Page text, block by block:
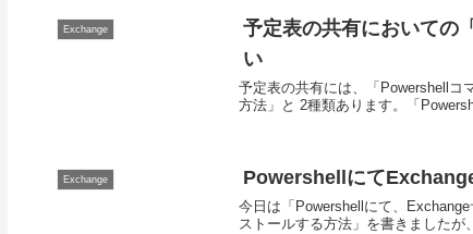
Exchange
予定表の共有において
い
予定表の共有には、「Powershellコ
方法」と 2種類あります。「
Exchange Powershellにて
今日は「Powershellにて、
ストールする方法」を書きました